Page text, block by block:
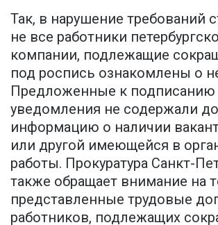
Так, в нарушение требований
не все работники
компании, подлежащие
под роспись ознакомлены о
Предложенные к подписанию
уведомления не содержали
информацию о наличии
или другой имеющейся в
работы. Прокуратура Санкт-
также обращает внимание на
представленные трудовые
работников, подлежащих